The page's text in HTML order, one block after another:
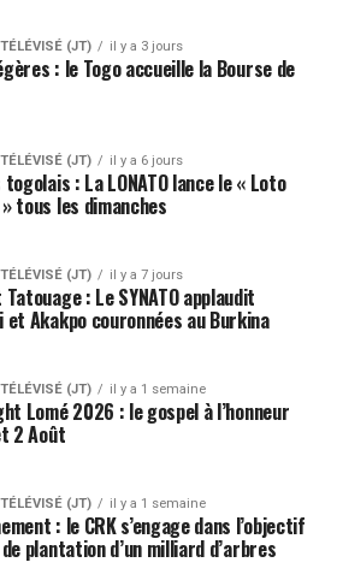
(JT) il y a 3 jours
: le Togo accueille la Bourse de
(JT) il y a 6 jours
: La LONATO lance le « Loto
tous les dimanches
(JT) il y a 7 jours
: Le SYNATO applaudit
et Akakpo couronnées au Burkina
(JT) il y a 1 semaine
Lomé 2026 : le gospel à l’honneur
2 Août
(JT) il y a 1 semaine
: le CRK s’engage dans l’objectif
plantation d’un milliard d’arbres